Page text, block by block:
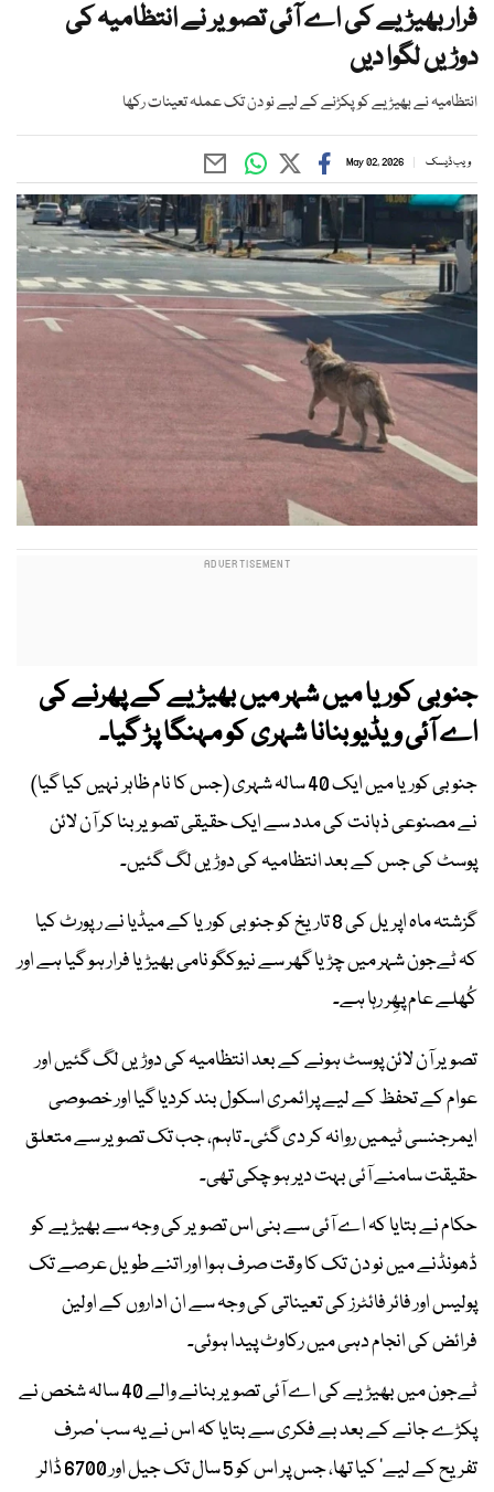
فرار بھیڑیے کی اے آئی تصویر نے انتظامیہ کی
دوڑیں لگوا دیں
انتظامیہ نے بھیڑیے کو پکڑنے کے لیے نو دن تک عملہ تعینات رکھا
ویب ڈیسک May 02, 2026
جنوبی کوریا میں شہر میں بھیڑیے کے پھرنے کی
اے آئی ویڈیو بنانا شہری کو مہنگا پڑ گیا۔
جنوبی کوریا میں ایک 40 سالہ شہری (جس کا نام ظاہر نہیں کیا گیا)
نے مصنوعی ذہانت کی مدد سے ایک حقیقی تصویر بنا کر آن لائن
پوسٹ کی جس کے بعد انتظامیہ کی دوڑیں لگ گئیں۔
گزشتہ ماہ اپریل کی 8 تاریخ کو جنوبی کوریا کے میڈیا نے رپورٹ کیا
کہ ٹےجون شہر میں چڑیا گھر سے نیوکگو نامی بھیڑیا فرار ہو گیا ہے اور
کُھلے عام پھِر رہا ہے۔
تصویر آن لائن پوسٹ ہونے کے بعد انتظامیہ کی دوڑیں لگ گئیں اور
عوام کے تحفظ کے لیے پرائمری اسکول بند کردیا گیا اور خصوصی
ایمرجنسی ٹیمیں روانہ کر دی گئی۔ تاہم، جب تک تصویر سے متعلق
حقیقت سامنے آئی بہت دیر ہو چکی تھی۔
حکام نے بتایا کہ اے آئی سے بنی اس تصویر کی وجہ سے بھیڑیے کو
ڈھونڈنے میں نو دن تک کا وقت صرف ہوا اور اتنے طویل عرصے تک
پولیس اور فائر فائٹرز کی تعیناتی کی وجہ سے ان اداروں کے اولین
فرائض کی انجام دہی میں رکاوٹ پیدا ہوئی۔
ٹےجون میں بھیڑیے کی اے آئی تصویر بنانے والے 40 سالہ شخص نے
پکڑے جانے کے بعد بے فکری سے بتایا کہ اس نے یہ سب ’صرف
تفریح کے لیے‘ کیا تھا، جس پر اس کو 5 سال تک جیل اور 6700 ڈالر